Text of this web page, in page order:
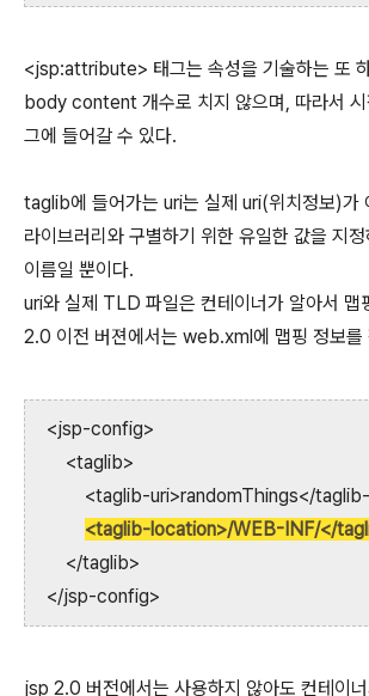
<jsp:attribute> 태그는 속성을 기술하는 또
body content 개수로 치지 않으며, 따라서 시
그에 들어갈 수 있다.
taglib에 들어가는 uri는 실제 uri(위치정보)가
라이브러리와 구별하기 위한 유일한 값을 지
이름일 뿐이다.
uri와 실제 TLD 파일은 컨테이너가 알아서 맵
2.0 이전 버젼에서는 web.xml에 맵핑 정보를
<jsp-config>
<taglib>
<taglib-uri>randomThings</taglib-
<taglib-location>/WEB-INF/</
</taglib>
</jsp-config>
jsp 2.0 버전에서는 사용하지 않아도 컨테이